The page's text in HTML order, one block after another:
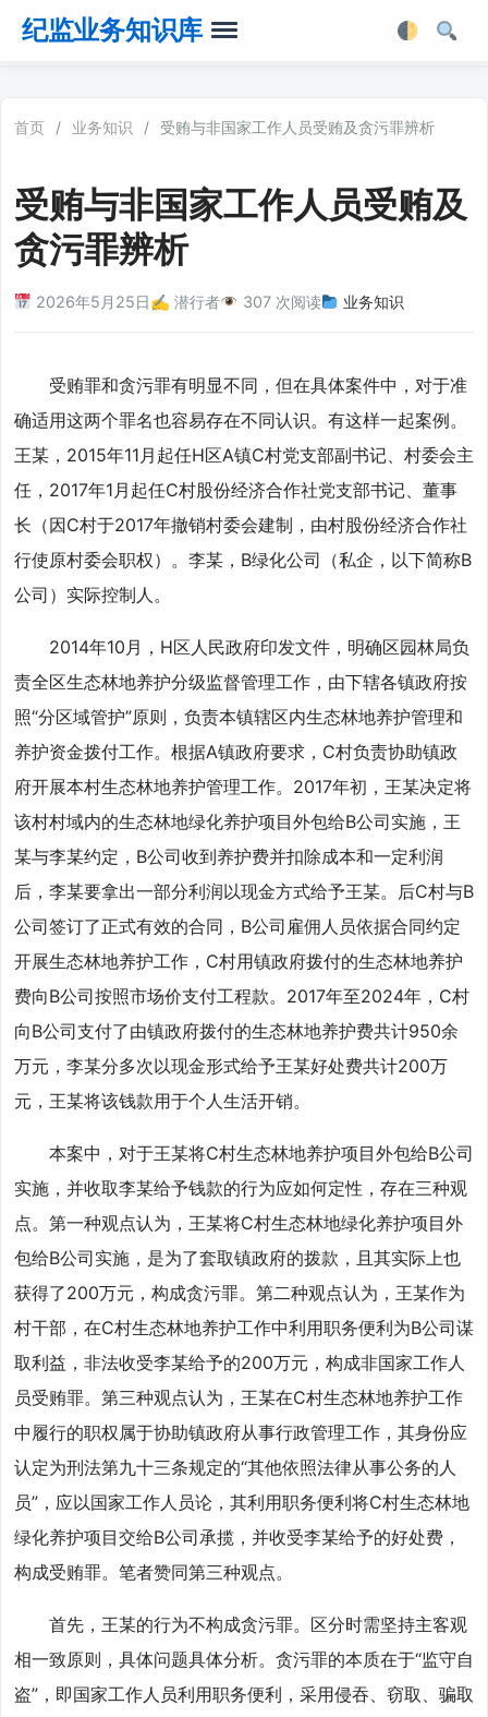
纪监业务知识库
法律法规
业务软件
首页 / 业务知识 / 受贿与非国家工作人员受贿及贪污罪辨析
受贿与非国家工作人员受贿及
贪污罪辨析
2026年5月25日✍️ 潜行者 307 次阅读 业务知识
受贿罪和贪污罪有明显不同，但在具体案件中，对于准
确适用这两个罪名也容易存在不同认识。有这样一起案例。
王某，2015年11月起任H区A镇C村党支部副书记、村委会主
任，2017年1月起任C村股份经济合作社党支部书记、董事
长（因C村于2017年撤销村委会建制，由村股份经济合作社
行使原村委会职权）。李某，B绿化公司（私企，以下简称B
公司）实际控制人。
2014年10月，H区人民政府印发文件，明确区园林局负
责全区生态林地养护分级监督管理工作，由下辖各镇政府按
照“分区域管护”原则，负责本镇辖区内生态林地养护管理和
养护资金拨付工作。根据A镇政府要求，C村负责协助镇政
府开展本村生态林地养护管理工作。2017年初，王某决定将
该村村域内的生态林地绿化养护项目外包给B公司实施，王
某与李某约定，B公司收到养护费并扣除成本和一定利润
后，李某要拿出一部分利润以现金方式给予王某。后C村与B
公司签订了正式有效的合同，B公司雇佣人员依据合同约定
开展生态林地养护工作，C村用镇政府拨付的生态林地养护
费向B公司按照市场价支付工程款。2017年至2024年，C村
向B公司支付了由镇政府拨付的生态林地养护费共计950余
万元，李某分多次以现金形式给予王某好处费共计200万
元，王某将该钱款用于个人生活开销。
本案中，对于王某将C村生态林地养护项目外包给B公司
实施，并收取李某给予钱款的行为应如何定性，存在三种观
点。第一种观点认为，王某将C村生态林地绿化养护项目外
包给B公司实施，是为了套取镇政府的拨款，且其实际上也
获得了200万元，构成贪污罪。第二种观点认为，王某作为
村干部，在C村生态林地养护工作中利用职务便利为B公司谋
取利益，非法收受李某给予的200万元，构成非国家工作人
员受贿罪。第三种观点认为，王某在C村生态林地养护工作
中履行的职权属于协助镇政府从事行政管理工作，其身份应
认定为刑法第九十三条规定的“其他依照法律从事公务的人
员”，应以国家工作人员论，其利用职务便利将C村生态林地
绿化养护项目交给B公司承揽，并收受李某给予的好处费，
构成受贿罪。笔者赞同第三种观点。
首先，王某的行为不构成贪污罪。区分时需坚持主客观
相一致原则，具体问题具体分析。贪污罪的本质在于“监守自
盗”，即国家工作人员利用职务便利，采用侵吞、窃取、骗取